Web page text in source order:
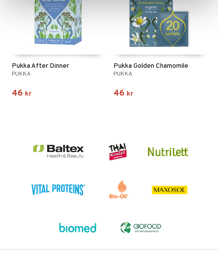
Pukka After Dinner
PUKKA
46 kr
Pukka Golden Chamomile
PUKKA
46 kr